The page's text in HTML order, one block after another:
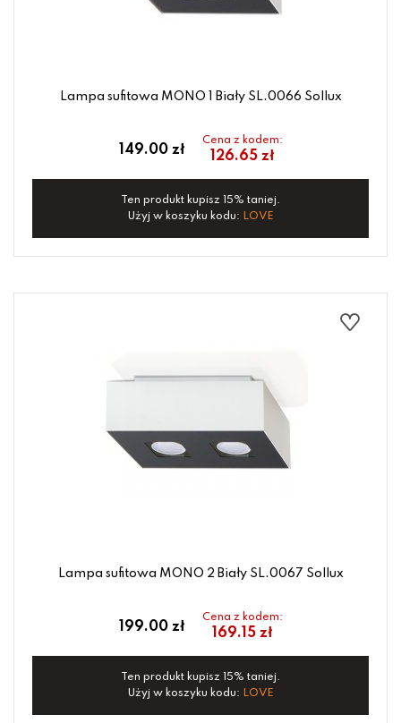
Lampa sufitowa MONO 1 Biały SL.0066 Sollux
149.00 zł
Cena z kodem:
126.65 zł
Ten produkt kupisz 15% taniej.
Użyj w koszyku kodu: LOVE
Lampa sufitowa MONO 2 Biały SL.0067 Sollux
199.00 zł
Cena z kodem:
169.15 zł
Ten produkt kupisz 15% taniej.
Użyj w koszyku kodu: LOVE